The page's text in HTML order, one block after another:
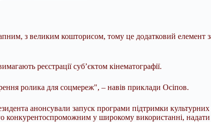
з великим кошторисом, тому це додатковий елемент
реєстрації суб’єктом кінематографії.
ролика для соцмереж", – навів приклади Осіпов.
анонсували запуск програми підтримки
конкурентоспроможним у широкому використанні, надати